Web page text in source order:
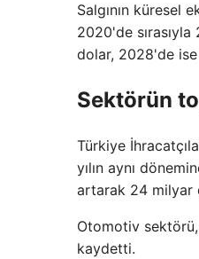
Salgının küresel
2020'de
dolar, 2028'de
Sektörün
Türkiye
yılın aynı
artarak 24 milyar
Otomotiv sektörü,
kaydetti.